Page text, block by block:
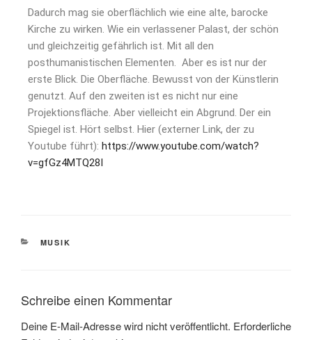
Dadurch mag sie oberflächlich wie eine alte, barocke
Kirche zu wirken. Wie ein verlassener Palast, der schön
und gleichzeitig gefährlich ist. Mit all den
posthumanistischen Elementen. Aber es ist nur der
erste Blick. Die Oberfläche. Bewusst von der Künstlerin
genutzt. Auf den zweiten ist es nicht nur eine
Projektionsfläche. Aber vielleicht ein Abgrund. Der ein
Spiegel ist. Hört selbst. Hier (externer Link, der zu
Youtube führt): https://www.youtube.com/watch?
v=gfGz4MTQ28I
MUSIK
Schreibe einen Kommentar
Deine E-Mail-Adresse wird nicht veröffentlicht. Erforderliche